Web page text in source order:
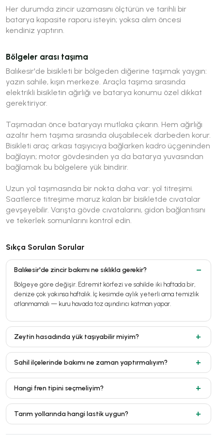
Her durumda zincir uzamasını ölçtürün ve tarihli bir
batarya kapasite raporu isteyin; yoksa alım öncesi
kendiniz yaptırın.
Bölgeler arası taşıma
Balıkesir'de bisikleti bir bölgeden diğerine taşımak yaygın:
yazın sahile, kışın merkeze. Araçla taşıma sırasında
elektrikli bisikletin ağırlığı ve batarya konumu özel dikkat
gerektiriyor.
Taşımadan önce bataryayı mutlaka çıkarın. Hem ağırlığı
azaltır hem taşıma sırasında oluşabilecek darbeden korur.
Bisikleti araç arkası taşıyıcıya bağlarken kadro üçgeninden
bağlayın; motor gövdesinden ya da batarya yuvasından
bağlamak bu bölgelere yük bindirir.
Uzun yol taşımasında bir nokta daha var: yol titreşimi.
Saatlerce titreşime maruz kalan bir bisikletde cıvatalar
gevşeyebilir. Varışta gövde cıvatalarını, gidon bağlantısını
ve tekerlek somunlarını kontrol edin.
Sıkça Sorulan Sorular
Balıkesir'de zincir bakımı ne sıklıkla gerekir?
Bölgeye göre değişir. Edremit körfezi ve sahilde iki haftada bir,
denize çok yakınsa haftalık. İç kesimde aylık yeterli ama temizlik
atlanmamalı — kuru havada toz aşındırıcı katman yapar.
Zeytin hasadında yük taşıyabilir miyim?
Sahil ilçelerinde bakımı ne zaman yaptırmalıyım?
Hangi fren tipini seçmeliyim?
Tarım yollarında hangi lastik uygun?